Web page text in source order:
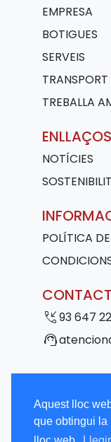
Aquest lloc
que obtingui la
EMPRESA
BOTIGUES
SERVEIS
TRANSPORT
TREBALLA
NOTÍCIES
POLÍTICA
phone_callback93 647
support_agent